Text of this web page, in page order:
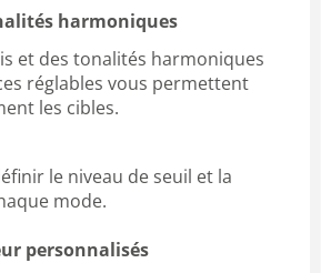
harmoniques
et des tonalités harmoniques
réglables vous permettent
les cibles.
le niveau de seuil et la
mode.
personnalisés